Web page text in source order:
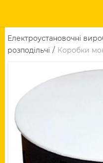
Електроустановочні
розподільчі
Коробки